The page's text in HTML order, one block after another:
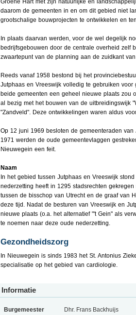
daarom de gemeenten in en om dit gebied niet
grootschalige bouwprojecten te ontwikkelen en
In plaats daarvan werden, voor de wel degelijk
bedrijfsgebouwen door de centrale overheid zelf
zwaartepunt van de planning aan de zuidkant van
Reeds vanaf 1958 bestond bij het
Jutphaas en Vreeswijk volledig te gebruiken
beide gemeenten een geheel nieuwe plaats zou
al bezig met het bouwen van de uitbreidingswijk
"Zandveld". Deze ontwikkelingen waren aldus
Op 12 juni 1969 besloten de gemeenteraden
1971 werden de oude gemeentevlaggen
Nieuwegein een feit.
Naam
In het gebied tussen Jutphaas en Vreeswijk
nederzetting heeft in 1295 stadsrechten
tussen de bisschop van Utrecht en de graaf van
deze tijd. Nadat de besturen van Vreeswijk en
nieuwe plaats (o.a. het alternatief "'t Gein" als
te noemen naar deze oude nederzetting.
Gezondheidszorg
In Nieuwegein is sinds 1983 het St. Antonius
specialisatie op het gebied van cardiologie.
Informatie
Burgemeester
Dhr. Frans Backhuijs